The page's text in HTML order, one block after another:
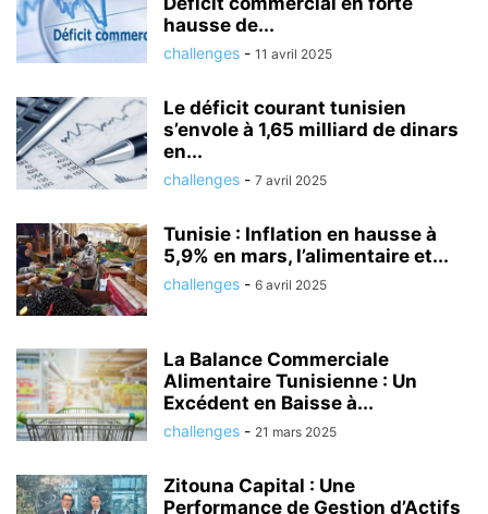
hausse de...
challenges - 11 avril 2025
Le déficit courant tunisien
s’envole à 1,65 milliard de dinars
en...
challenges - 7 avril 2025
Tunisie : Inflation en hausse à
5,9% en mars, l’alimentaire et...
challenges - 6 avril 2025
La Balance Commerciale
Alimentaire Tunisienne : Un
Excédent en Baisse à...
challenges - 21 mars 2025
Zitouna Capital : Une
Performance de Gestion d’Actifs